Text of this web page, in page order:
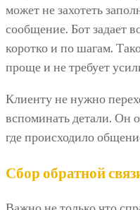
может не захотеть
сообщение. Бот задает
коротко и по шагам.
проще и не требует
Клиенту не нужно
вспоминать детали. Он
где происходило
Сбор обратной